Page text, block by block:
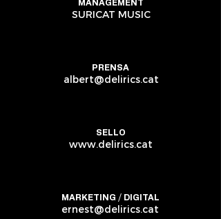
MANAGEMENT
SURICAT MUSIC
PRENSA
albert@delirics.cat
SELLO
www.delirics.cat
MARKETING / DIGITAL
ernest@delirics.cat